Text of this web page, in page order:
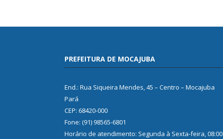
PREFEITURA DE MOCAJUBA
End.: Rua Siqueira Mendes, 45 – Centro – Mocajuba
Pará
CEP: 68420-000
Fone: (91) 98565-6801
Horário de atendimento: Segunda à Sexta-feira, 08:00